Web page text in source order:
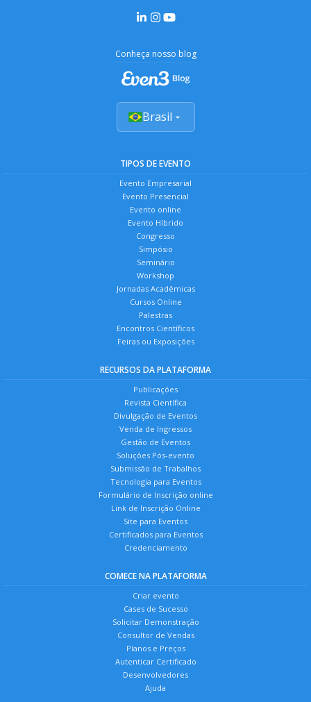
Conheça nosso blog
Brasil
TIPOS DE EVENTO
Evento Empresarial
Evento Presencial
Evento online
Evento Híbrido
Congresso
Simpósio
Seminário
Workshop
Jornadas Acadêmicas
Cursos Online
Palestras
Encontros Científicos
Feiras ou Exposições
RECURSOS DA PLATAFORMA
Publicações
Revista Científica
Divulgação de Eventos
Venda de Ingressos
Gestão de Eventos
Soluções Pós-evento
Submissão de Trabalhos
Tecnologia para Eventos
Formulário de Inscrição online
Link de Inscrição Online
Site para Eventos
Certificados para Eventos
Credenciamento
COMECE NA PLATAFORMA
Criar evento
Cases de Sucesso
Solicitar Demonstração
Consultor de Vendas
Planos e Preços
Autenticar Certificado
Desenvolvedores
Ajuda